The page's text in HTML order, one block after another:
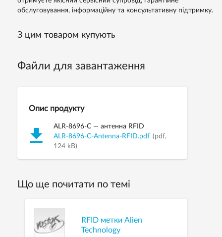
обслуговування, інформаційну та консультативну підтримку.
З цим товаром купують
Файли для завантаження
Опис продукту
ALR-8696-C — антенна RFID
ALR-8696-C-Antenna-RFID.pdf (pdf,
124 kB)
Що ще почитати по темі
RFID метки Alien
Technology